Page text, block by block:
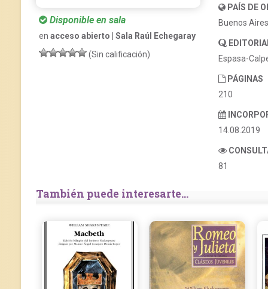
Disponible en sala
en acceso abierto | Sala Raúl Echegaray
(Sin calificación)
PAÍS DE
Buenos
Espasa-
PÁGINAS
210
14.08.2019
81
También puede interesarte...